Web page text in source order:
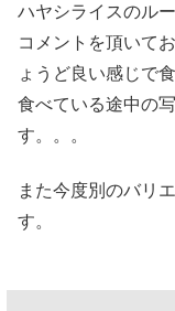
ハヤシライスのル
コメントを頂いて
ょうど良い感じで
食べている途中の
す。。。
また今度別のバリ
す。